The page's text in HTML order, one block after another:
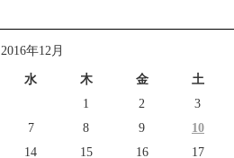
2016年12月
水 木 金
土
1
2
3
7 8 9
10
14 15 16 17